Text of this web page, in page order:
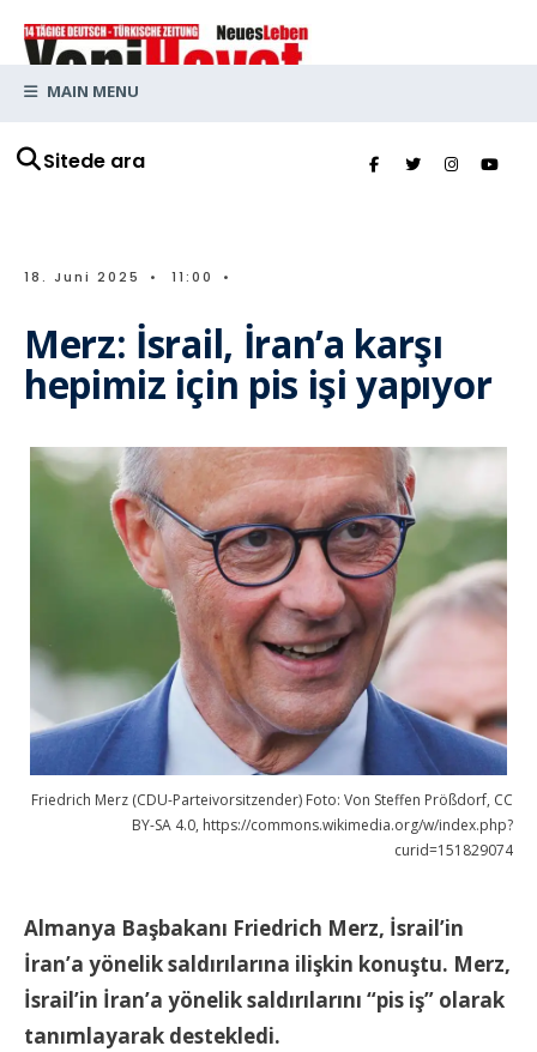
Sitede ara
MAIN MENU
18. Juni 2025 • 11:00 •
Merz: İsrail, İran’a karşı
hepimiz için pis işi yapıyor
Friedrich Merz (CDU-Parteivorsitzender) Foto: Von Steffen Prößdorf, CC
BY-SA 4.0, https://commons.wikimedia.org/w/index.php?
curid=151829074
Almanya Başbakanı Friedrich Merz, İsrail’in
İran’a yönelik saldırılarına ilişkin konuştu. Merz,
İsrail’in İran’a yönelik saldırılarını “pis iş” olarak
tanımlayarak destekledi.